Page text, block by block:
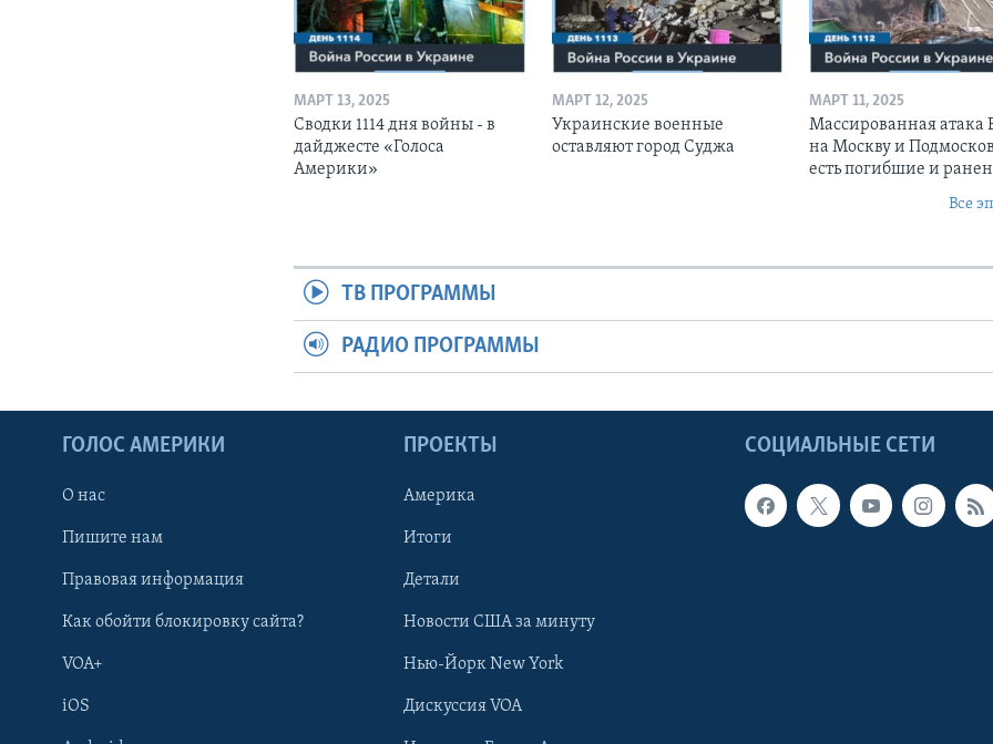
МАРТ 13, 2025
Сводки 1114 дня войны - в
дайджесте «Голоса
Америки»
МАРТ 12, 2025
Украинские военные
оставляют город Суджа
МАРТ 11, 2025
Массированная атака
на Москву и
есть погибшие и
Все
ТВ ПРОГРАММЫ
РАДИО ПРОГРАММЫ
СОЦИАЛЬНЫЕ СЕТИ
ГОЛОС АМЕРИКИ
О нас
Пишите нам
Правовая информация
Как обойти блокировку сайта?
VOA+
iOS
ПРОЕКТЫ
Америка
Итоги
Детали
Новости США за минуту
Нью-Йорк New York
Дискуссия VOA